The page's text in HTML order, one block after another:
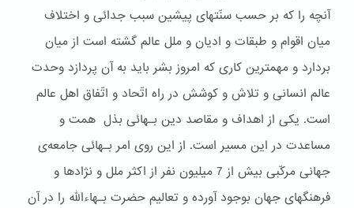
آنچه را که بر حسب سنّتهای پیشین سبب جدائی و اختلاف
میان اقوام و طبقات و ادیان و ملل عالم گشته است از میان
بردارد و مهمترین کاری که امروز بشر باید به آن پردازد وحدت
عالم انسانی و تلاش و کوشش در راه اتّحاد و اتّفاق اهل عالم
است. یکی از اهداف و مقاصد دین بـهائی بذل همت و
مساعدت در این مسیر است. از این روی امر بـهائی جامعه‌ی
جهانی مرکّبی بیش از 7 میلیون نفر از اکثر ملل و نژادها و
فرهنگهای جهان بوجود آورده و تعالیم حضرت بـهاءالله را در آن